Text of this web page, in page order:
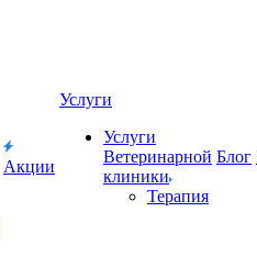
Акции
Услуги
Услуги
Ветеринарной
клиники
Терапия
Блог